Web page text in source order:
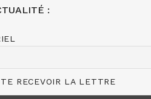
:
RECEVOIR LA LETTRE